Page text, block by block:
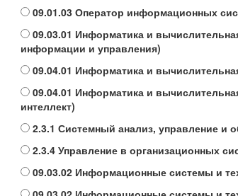
09.01.03 Оператор информационных
09.03.01 Информатика и
информации и управления)
09.04.01 Информатика и
09.04.01 Информатика и
интеллект)
2.3.1 Системный анализ, управление и
2.3.4 Управление в организационных
09.03.02 Информационные системы и